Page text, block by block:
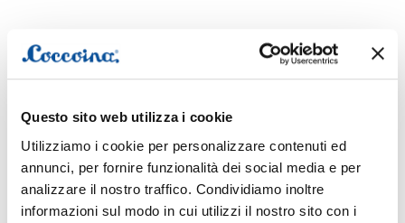
Questo sito web utilizza i cookie
Utilizziamo i cookie per personalizzare contenuti ed
annunci, per fornire funzionalità dei social media e per
analizzare il nostro traffico. Condividiamo inoltre
informazioni sul modo in cui utilizzi il nostro sito con i
COLLA VINILICA BIANCA